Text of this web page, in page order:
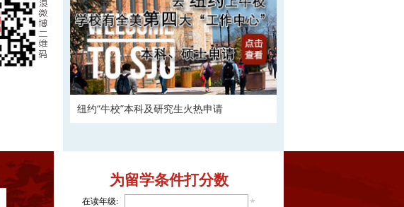
纽约“牛校”本科及研究生火热申请
为留学条件打分数
在读年级: *